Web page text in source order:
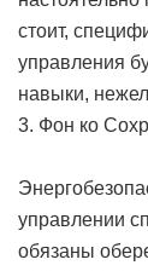
стоит,
управления
навыки,
3. Фон ко
управлении
обязаны